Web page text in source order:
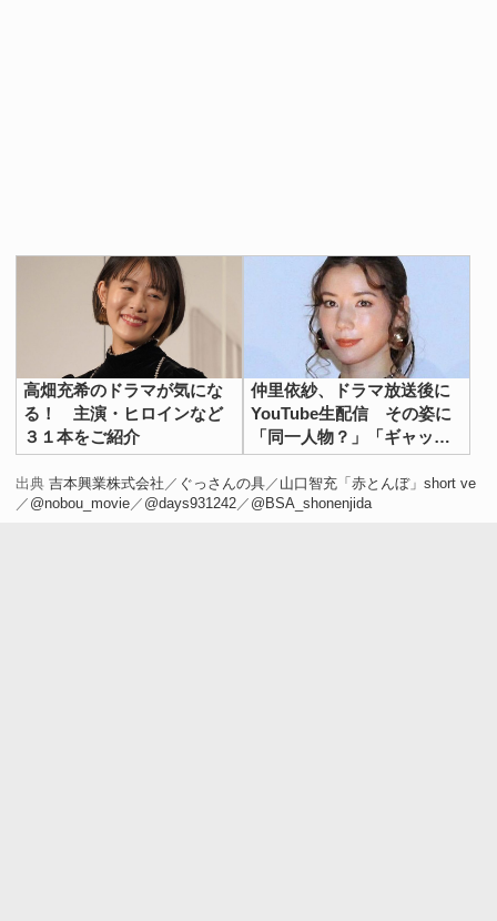
高畑充希のドラマが気にな
る！ 主演・ヒロインなど
３１本をご紹介
仲里依紗、ドラマ放送後に
YouTube生配信 その姿に
「同一人物？」「ギャップ
大きい」の声
出典 吉本興業株式会社 ／ ぐっさんの具 ／ 山口智充「赤とんぼ」short ve
／ @nobou_movie ／ @days931242 ／ @BSA_shonenjida